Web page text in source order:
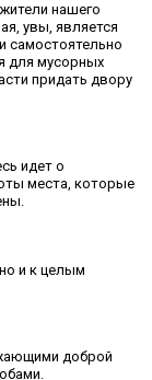
нашего
увы, является
самостоятельно
для мусорных
придать двору
идет о
места, которые
и к целым
доброй